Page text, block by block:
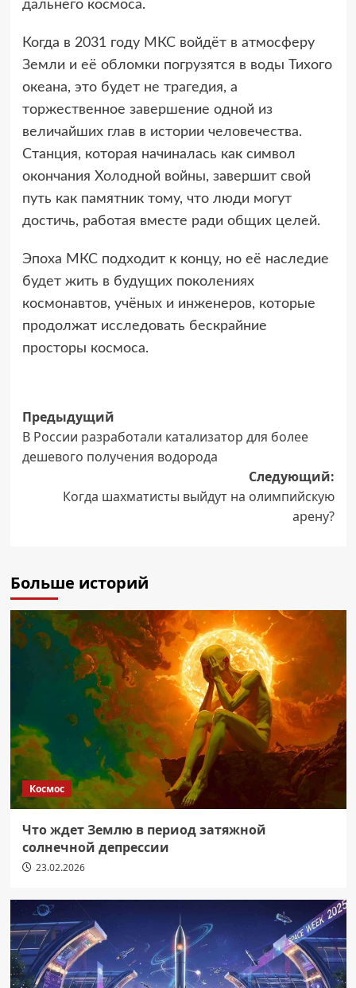
дальнего космоса.
Когда в 2031 году МКС войдёт в атмосферу
Земли и её обломки погрузятся в воды Тихого
океана, это будет не трагедия, а
торжественное завершение одной из
величайших глав в истории человечества.
Станция, которая начиналась как символ
окончания Холодной войны, завершит свой
путь как памятник тому, что люди могут
достичь, работая вместе ради общих целей.
Эпоха МКС подходит к концу, но её наследие
будет жить в будущих поколениях
космонавтов, учёных и инженеров, которые
продолжат исследовать бескрайние
просторы космоса.
Навигация
записи
Предыдущий
В России разработали катализатор для более
дешевого получения водорода
Следующий:
Когда шахматисты выйдут на олимпийскую
арену?
Больше историй
Космос
Что ждет Землю в период затяжной
солнечной депрессии
23.02.2026